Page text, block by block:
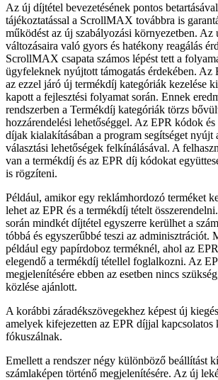
Az új díjtétel bevezetésének pontos
tájékoztatással a ScrollMAX továbbra is
működést az új sza­bályozási környezetben. Az
változá­saira való gyors és hatékony reagálás
ScrollMAX csapata számos lépést tett a
ügyfeleknek nyújtott támogatás érdekében. Az
az ezzel járó új ter­mékdíj kategóriák kezelése
kapott a fejlesztési folyamat során. Ennek
rendszerben a Termékdíj kategóriák törzs
hozzárendelési lehetőséggel. Az EPR kódok
díjak kialakításában a program segítséget nyújt
választási lehetőségek felkínálásá­val. A
van a termékdíj és az EPR díj kódokat
is rögzíteni.
Például, amikor egy reklámhordozó terméket
lehet az EPR és a termékdíj tételt
során mindkét díjtétel egyszerre kerülhet a
tóbbá és egyszerűbbé teszi az adminisztrációt.
például egy papírdoboz terméknél, ahol az
elegendő a termék­díj tétellel foglalkozni. Az
megjelenítésére ebben az esetben nincs
közlése ajánlott.
A korábbi záradékszövegekhez képest új
amelyek kifejezetten az EPR díjjal kapcsolatos
fókuszálnak.
Emellett a rendszer négy különböző beállítást
számlaképen történő megjelenítésére. Az új